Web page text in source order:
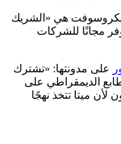
هي «الشريك
اللغة الكبير (لاما 2) المتوفر مجانًا للشركات
على مدونتها: «تشترك
الديمقراطي على
لأن ميتا تتخذ نهجًا